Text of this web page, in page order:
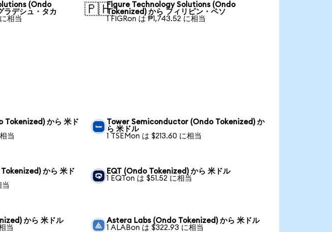
(Ondo
ラデシュ・タカ
相当
🇵🇭Figure Technology Solutions (Ondo
Tokenized) から フィリピン・ペソ
1 FIGRon は ₱1,743.52 に相当
から 米ド
当
Tower Semiconductor (Ondo Tokenized) か
ら 米ドル
1 TSEMon は $213.60 に相当
から 米ド
当
EQT (Ondo Tokenized) から 米ドル
1 EQTon は $51.52 に相当
から 米ドル
当
Astera Labs (Ondo Tokenized) から 米ドル
1 ALABon は $322.93 に相当